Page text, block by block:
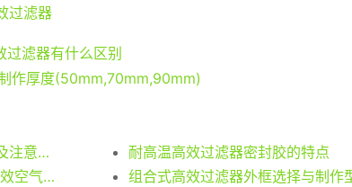
过滤器
滤器有什么区别
作厚度(50mm,70mm,90mm)
初效过滤器和中效过滤器的清洗过程及注意事项
耐高温高效过滤器密封胶的特点
洁净室空气净化处理(初效、中效、高效空气过滤器)三级过滤
组合式高效过滤器外框选择与制作